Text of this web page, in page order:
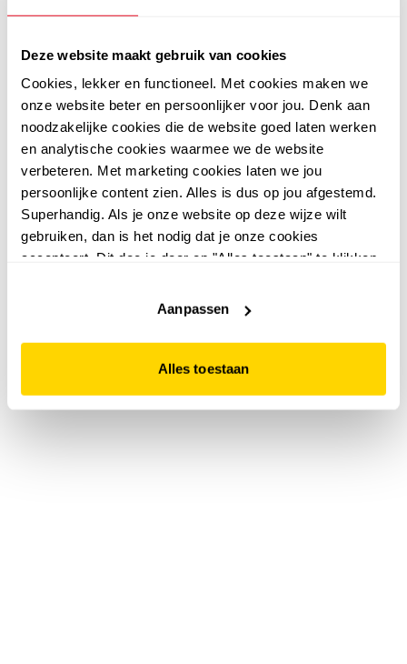
Deze website maakt gebruik van cookies
Cookies, lekker en functioneel. Met cookies maken we
onze website beter en persoonlijker voor jou. Denk aan
noodzakelijke cookies die de website goed laten werken
en analytische cookies waarmee we de website
verbeteren. Met marketing cookies laten we jou
persoonlijke content zien. Alles is dus op jou afgestemd.
Superhandig. Als je onze website op deze wijze wilt
gebruiken, dan is het nodig dat je onze cookies
accepteert. Dit doe je door op "Alles toestaan" te klikken.
website niet optimaal functioneert.
Aanpassen
Alles toestaan